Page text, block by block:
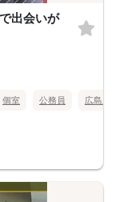
出会いが
個室 公務員 広島県